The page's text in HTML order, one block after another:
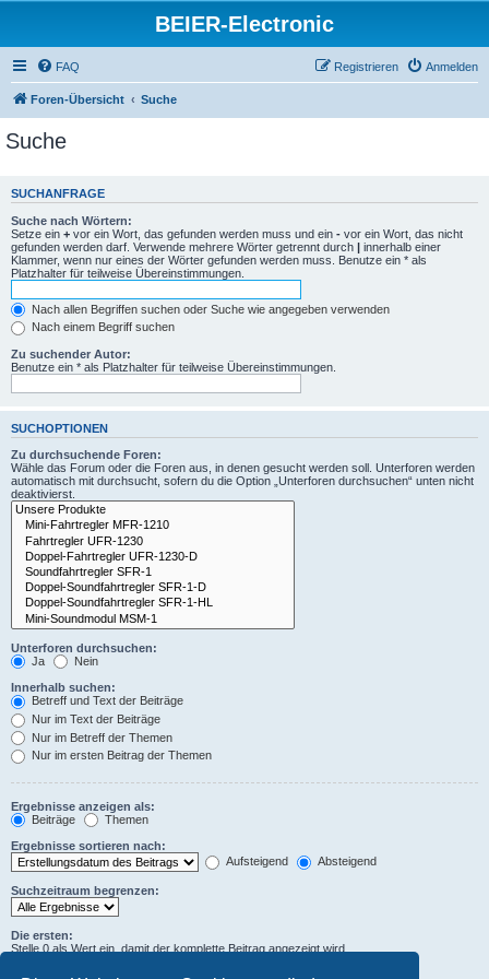
BEIER-Electronic
FAQ Anmelden
Registrieren
Foren-Übersicht Suche
Suche
SUCHANFRAGE
Suche nach Wörtern:
Setze ein + vor ein Wort, das gefunden werden muss und ein - vor ein Wort, das nicht
gefunden werden darf. Verwende mehrere Wörter getrennt durch | innerhalb einer
Klammer, wenn nur eines der Wörter gefunden werden muss. Benutze ein * als
Platzhalter für teilweise Übereinstimmungen.
Nach allen Begriffen suchen oder Suche wie angegeben verwenden
Nach einem Begriff suchen
Zu suchender Autor:
Benutze ein * als Platzhalter für teilweise Übereinstimmungen.
SUCHOPTIONEN
Zu durchsuchende Foren:
Wähle das Forum oder die Foren aus, in denen gesucht werden soll. Unterforen werden
automatisch mit durchsucht, sofern du die Option „Unterforen durchsuchen“ unten nicht
deaktivierst.
Unterforen durchsuchen:
Ja
Nein
Innerhalb suchen:
Betreff und Text der Beiträge
Nur im Text der Beiträge
Nur im Betreff der Themen
Nur im ersten Beitrag der Themen
Ergebnisse anzeigen als:
Beiträge
Themen
Ergebnisse sortieren nach:
Aufsteigend
Absteigend
Suchzeitraum begrenzen:
Die ersten:
Stelle 0 als Wert ein, damit der komplette Beitrag angezeigt wird.